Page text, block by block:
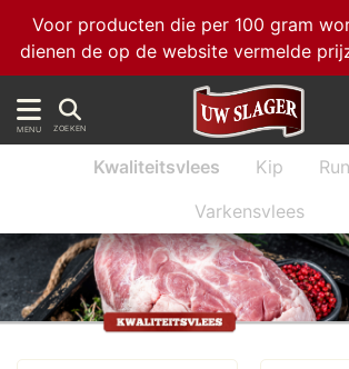
Voor producten die per 100 gram
dienen de op de website vermelde
MENU ZOEKEN
Kwaliteitsvlees Kip
Varkensvlees